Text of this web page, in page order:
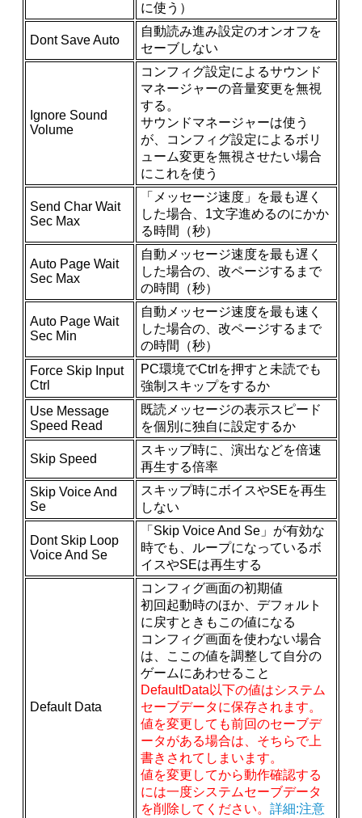
に使う）
Dont Save Auto
自動読み進み設定のオンオフを
セーブしない
Ignore Sound
Volume
コンフィグ設定によるサウンド
マネージャーの音量変更を無視
する。
サウンドマネージャーは使う
が、コンフィグ設定によるボリ
ューム変更を無視させたい場合
にこれを使う
Send Char Wait
Sec Max
「メッセージ速度」を最も遅く
した場合、1文字進めるのにかか
る時間（秒）
Auto Page Wait
Sec Max
自動メッセージ速度を最も遅く
した場合の、改ページするまで
の時間（秒）
Auto Page Wait
Sec Min
自動メッセージ速度を最も速く
した場合の、改ページするまで
の時間（秒）
Force Skip Input
Ctrl
PC環境でCtrlを押すと未読でも
強制スキップをするか
Use Message
Speed Read
既読メッセージの表示スピード
を個別に独自に設定するか
Skip Speed
スキップ時に、演出などを倍速
再生する倍率
Skip Voice And
Se
スキップ時にボイスやSEを再生
しない
Dont Skip Loop
Voice And Se
「Skip Voice And Se」が有効な
時でも、ループになっているボ
イスやSEは再生する
Default Data
コンフィグ画面の初期値
初回起動時のほか、デフォルト
に戻すときもこの値になる
コンフィグ画面を使わない場合
は、ここの値を調整して自分の
ゲームにあわせること
DefaultData以下の値はシステム
セーブデータに保存されます。
値を変更しても前回のセーブデ
ータがある場合は、そちらで上
書きされてしまいます。
値を変更してから動作確認する
には一度システムセーブデータ
を削除してください。 詳細:注意